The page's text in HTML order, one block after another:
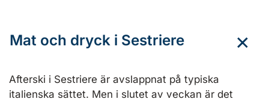
Mat och dryck i Sestriere
Afterski i Sestriere är avslappnat på typiska
italienska sättet. Men i slutet av veckan är det